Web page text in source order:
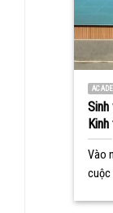
Sinh
Vào
cuộc